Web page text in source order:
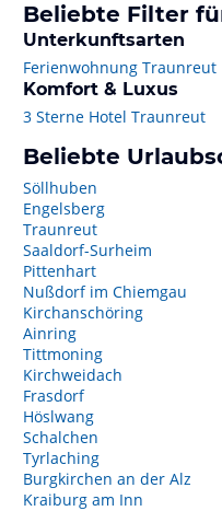
Beliebte Filter
Unterkunftsarten
Ferienwohnung Traunreut
Komfort & Luxus
3 Sterne Hotel Traunreut
Beliebte
Söllhuben
Engelsberg
Traunreut
Saaldorf-Surheim
Pittenhart
Nußdorf im Chiemgau
Kirchanschöring
Ainring
Tittmoning
Kirchweidach
Frasdorf
Höslwang
Schalchen
Tyrlaching
Burgkirchen an der Alz
Kraiburg am Inn